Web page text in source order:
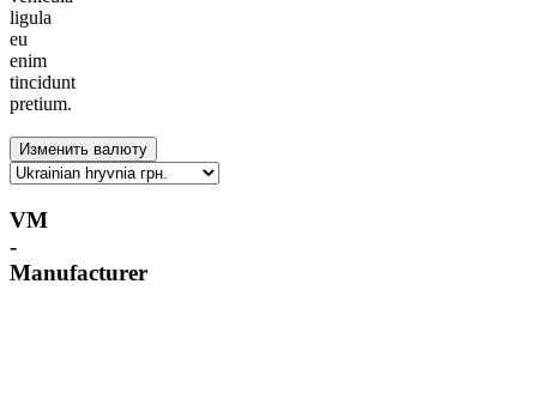
ligula
eu
enim
tincidunt
pretium.
VM
-
Manufacturer